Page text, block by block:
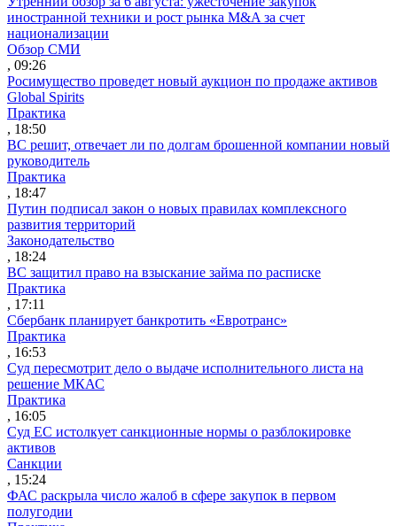
иностранной техники и рост рынка M&A за счет
национализации
Обзор СМИ
, 09:26
Росимущество проведет новый аукцион по продаже активов
Global Spirits
Практика
, 18:50
ВС решит, отвечает ли по долгам брошенной компании новый
руководитель
Практика
, 18:47
Путин подписал закон о новых правилах комплексного
развития территорий
Законодательство
, 18:24
ВС защитил право на взыскание займа по расписке
Практика
, 17:11
Сбербанк планирует банкротить «Евротранс»
Практика
, 16:53
Суд пересмотрит дело о выдаче исполнительного листа на
решение МКАС
Практика
, 16:05
Суд ЕС истолкует санкционные нормы о разблокировке
активов
Санкции
, 15:24
ФАС раскрыла число жалоб в сфере закупок в первом
полугодии